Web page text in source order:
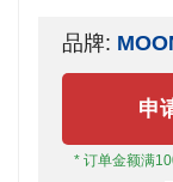
● 5年质保
品牌:
申
* 订单金额满